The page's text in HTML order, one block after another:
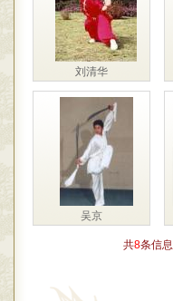
刘清华
吴京
共8条信息